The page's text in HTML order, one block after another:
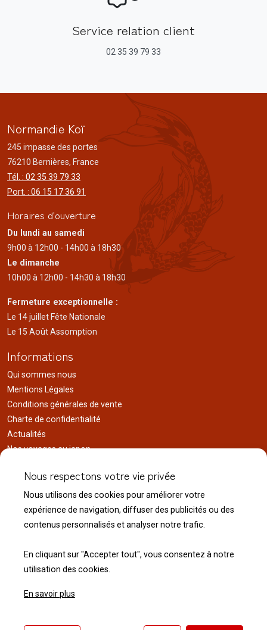
Service relation client
02 35 39 79 33
Normandie Koï
245 impasse des portes
76210 Bernières, France
Tél. : 02 35 39 79 33
Port. : 06 15 17 36 91
Horaires d'ouverture
Du lundi au samedi
9h00 à 12h00 - 14h00 à 18h30
Le dimanche
10h00 à 12h00 - 14h30 à 18h30
Fermeture exceptionnelle :
Le 14 juillet Fête Nationale
Le 15 Août Assomption
Informations
Qui sommes nous
Mentions Légales
Conditions générales de vente
Charte de confidentialité
Actualités
Nos voyages au japon
Liens utiles
Service client
Nous contacter
Modalité de retour
Nous respectons votre vie privée
Nous utilisons des cookies pour améliorer votre
expérience de navigation, diffuser des publicités ou des
contenus personnalisés et analyser notre trafic.
En cliquant sur "Accepter tout", vous consentez à notre
utilisation des cookies.
En savoir plus